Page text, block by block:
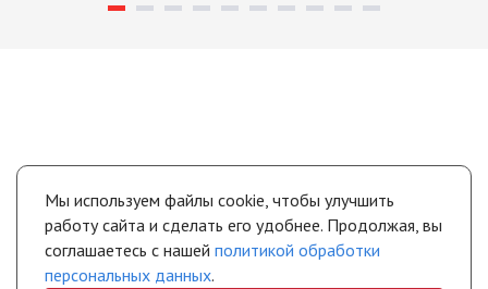
Мы используем файлы cookie, чтобы улучшить
работу сайта и сделать его удобнее. Продолжая, вы
соглашаетесь с нашей политикой обработки
персональных данных.